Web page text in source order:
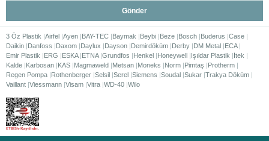
Gönder
3 Öz Plastik Airfel Ayen BAY-TEC Baymak Beybi Beze Bosch Buderus Case
Daikin Danfoss Daxom Daylux Dayson Demirdöküm Derby DM Metal ECA
Emir Plastik
ERG ESKA ETNA Grundfos Henkel Honeywell Işıldar Plastik
İtek
Kalde Karbosan KAS Magmaweld Metsan Moneks Norm Pimtaş
Protherm
Regen Pompa Rothenberger Selsil Serel Siemens Soudal Sukar Trakya Döküm
Vaillant Viessmann Visam Vitra WD-40 Wilo